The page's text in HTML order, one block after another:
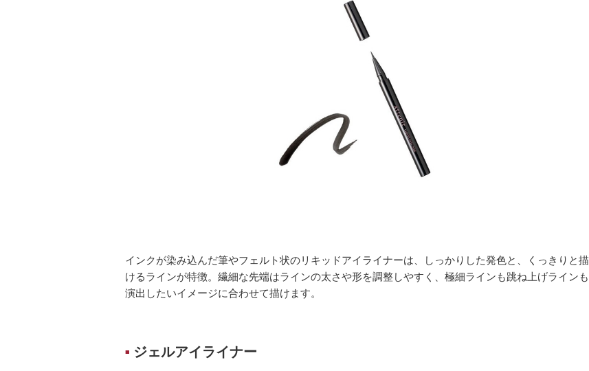
インクが染み込んだ筆やフェルト状のリキッドアイライナーは、しっかりした発色と、くっきりと描
けるラインが特徴。繊細な先端はラインの太さや形を調整しやすく、極細ラインも跳ね上げラインも
演出したいイメージに合わせて描けます。
■ ジェルアイライナー